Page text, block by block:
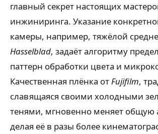
главный секрет настоящих
инжиниринга. Указание
камеры, например, тяжёлой
Hasselblad, задаёт алгоритму
паттерн обработки цвета и
Качественная плёнка отFujifilm,
славящаяся своими холодными
тенями, мгновенно меняет общую
делая её в разы более